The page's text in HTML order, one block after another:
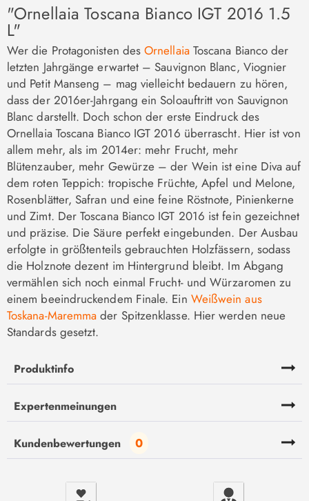
"Ornellaia Toscana Bianco IGT 2016 1.5
L"
Wer die Protagonisten desOrnellaiaToscana Bianco der
letzten Jahrgänge erwartet – Sauvignon Blanc, Viognier
und Petit Manseng – mag vielleicht bedauern zu hören,
dass der 2016er-Jahrgang ein Soloauftritt von Sauvignon
Blanc darstellt. Doch schon der erste Eindruck des
Ornellaia Toscana Bianco IGT 2016 überrascht. Hier ist von
allem mehr, als im 2014er: mehr Frucht, mehr
Blütenzauber, mehr Gewürze – der Wein ist eine Diva auf
dem roten Teppich: tropische Früchte, Apfel und Melone,
Rosenblätter, Safran und eine feine Röstnote, Pinienkerne
und Zimt. Der Toscana Bianco IGT 2016 ist fein gezeichnet
und präzise. Die Säure perfekt eingebunden. Der Ausbau
erfolgte in größtenteils gebrauchten Holzfässern, sodass
die Holznote dezent im Hintergrund bleibt. Im Abgang
vermählen sich noch einmal Frucht- und Würzaromen zu
einem beeindruckendem Finale. Ein Weißwein aus
Toskana-Maremma der Spitzenklasse. Hier werden neue
Standards gesetzt.
Produktinfo
Expertenmeinungen
Kundenbewertungen 0